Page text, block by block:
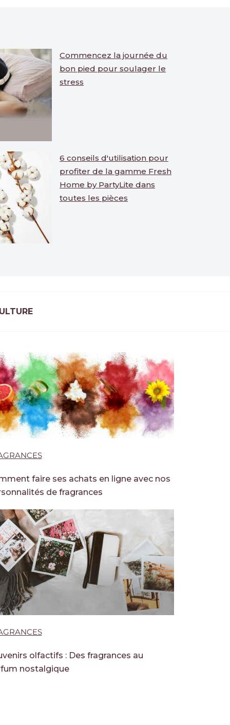
Commencez la journée du
bon pied pour soulager le
stress
6 conseils d'utilisation pour
profiter de la gamme Fresh
Home by PartyLite dans
toutes les pièces
faire ses achats en ligne avec nos
de fragrances
olfactifs : Des fragrances au
nostalgique